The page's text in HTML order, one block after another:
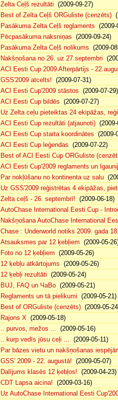
Zelta Ceļš rezultāti (2009-09-27)
Best of Zelta Ceļš ORGuliste (cenzēts)
Pasākuma Zelta Ceļš reglaments (2009-
Pēcpasākuma naksniņas (2009-09-24)
Pasākuma Zelta Ceļš nolikums (2009-
Nakšņošana no 26. uz 27.septembri
ACI Eesti Cup 2009 Afterpārtijs -
GSS'2009 atcelts! (2009-07-31)
ACI Eesti Cup'2009 stāstos (2009-07-29)
ACI Eesti Cup bildēs (2009-07-27)
Uz Zelta ceļu pieteiktas 24 ekipāžas,
ACI Eesti Cup rezultāti (atjaunoti)
ACI Eesti Cup starta koordinātes (2009-
ACI Eesti Cup leģendas (2009-07-22)
Best of ACI Eesti Cup ORGuliste
ACI Eesti Cup'2009 reglaments un
Par nokļūšanu no kontinenta uz salu
Uz GSS'2009 reģistrētas 4 ekipāžas,
Zelta ceļš - 26. septembrī! (2009-06-18)
AutoChase International Eesti Cup -
Nakšņošana AutoChase International
Chase : Underworld notiks 2009. gada
Atsauksmes par 12 ķebļiem (2009-05-
Foto no 12 ķebļiem (2009-05-26)
12 ķebļu atkārtojums (2009-05-26)
12 ķebļi rezultāti (2009-05-24)
BUJ, FAQ un ЧаВо (2009-05-21)
Reglaments un tā pielikumi (2009-05-21)
Best of ORGuliste (cenzēts) (2009-05-
Rajons X (2009-05-18)
.. purvos, mežos ... (2009-05-16)
.. kurp vedīs jūsu ceļi ... (2009-05-11)
Par bāzes vietu un nakšņošanas
GSS' 2009 - 22. augustā! (2009-05-07)
Dalījums klasēs 12 ķebļos! (2009-04-23)
CDT Lapsa aicina! (2009-03-16)
Uz AutoChase International Eesti